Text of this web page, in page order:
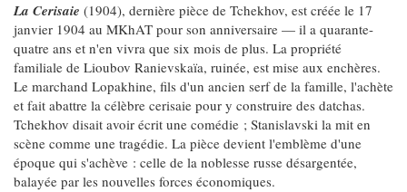
La Cerisaie (1904), dernière pièce de Tchekhov, est créée le 17
janvier 1904 au MKhAT pour son anniversaire — il a quarante-
quatre ans et n'en vivra que six mois de plus. La propriété
familiale de Lioubov Ranievskaïa, ruinée, est mise aux enchères.
Le marchand Lopakhine, fils d'un ancien serf de la famille, l'achète
et fait abattre la célèbre cerisaie pour y construire des datchas.
Tchekhov disait avoir écrit une comédie ; Stanislavski la mit en
scène comme une tragédie. La pièce devient l'emblème d'une
époque qui s'achève : celle de la noblesse russe désargentée,
balayée par les nouvelles forces économiques.